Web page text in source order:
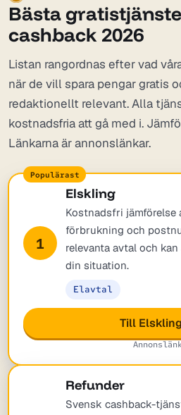
Bästa
cashback 2026
Listan rangordnas efter vad
när de vill spara pengar gratis
redaktionellt relevant. Alla
kostnadsfria att gå med i.
Länkarna är annonslänkar.
1
Elskling
Kostnadsfri jämförelse
förbrukning och
relevanta avtal och
din situation.
Elavtal
Till
Refunder
Svensk cashback-